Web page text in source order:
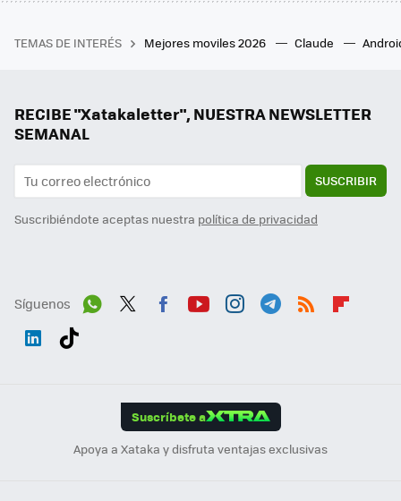
TEMAS DE INTERÉS Mejores moviles 2026 Claude
RECIBE "Xatakaletter", NUESTRA NEWSLETTER
SEMANAL
SUSCRIBIR
Suscribiéndote aceptas nuestra política de privacidad
Síguenos
Suscríbete a
Apoya a Xataka y disfruta ventajas exclusivas